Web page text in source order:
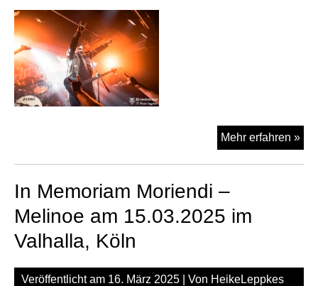
Mehr erfahren »
am
In Memoriam Moriendi –
Melinoe am 15.03.2025 im
Valhalla, Köln
Veröffentlicht am 16. März 2025 | Von HeikeLeppkes